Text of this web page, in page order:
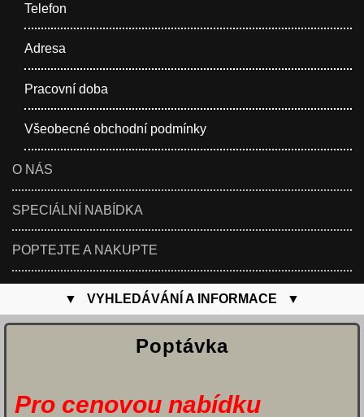
Telefon
Adresa
Pracovní doba
Všeobecné obchodní podmínky
O NÁS
SPECIÁLNÍ NABÍDKA
POPTEJTE A NAKUPTE
▼ VYHLEDÁVÁNÍ A INFORMACE ▼
Poptávka
Pro cenovou nabídku